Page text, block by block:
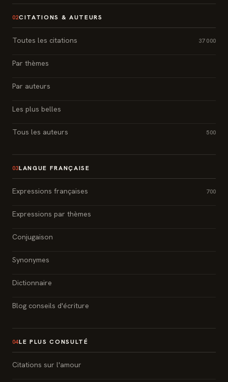
02CITATIONS & AUTEURS
Toutes les citations 37 000
Par thèmes
Par auteurs
Les plus belles
Tous les auteurs 500
03LANGUE FRANÇAISE
Expressions françaises 700
Expressions par thèmes
Conjugaison
Synonymes
Dictionnaire
Blog conseils d'écriture
04LE PLUS CONSULTÉ
Citations sur l'amour